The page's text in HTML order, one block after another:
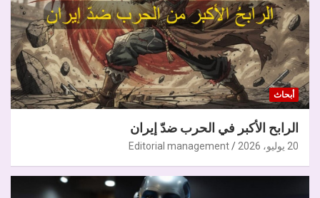
أبحاث
الرابح الأكبر في الحرب ضدّ إيران
20 يوليو، 2026 Editorial management